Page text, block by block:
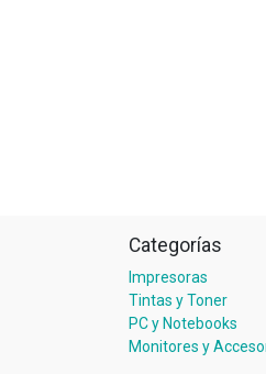
Categorías
Impresoras
Tintas y Toner
PC y Notebooks
Monitores y